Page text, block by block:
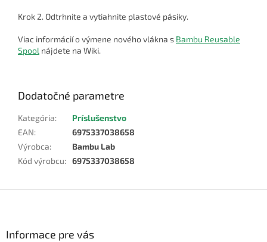
Krok 2. Odtrhnite a vytiahnite plastové pásiky.
Viac informácií o výmene nového vlákna s Bambu Reusable
Spool nájdete na Wiki.
Dodatočné parametre
Kategória:
Príslušenstvo
EAN:
6975337038658
Výrobca:
Bambu Lab
Kód výrobcu: 6975337038658
Informace pre vás